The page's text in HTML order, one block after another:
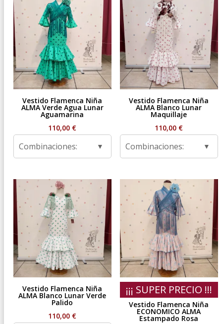
Vestido Flamenca Niña
ALMA Verde Agua Lunar
Aguamarina
110,00 €
Combinaciones:
Vestido Flamenca Niña
ALMA Blanco Lunar
Maquillaje
110,00 €
Combinaciones:
Vestido Flamenca Niña
ALMA Blanco Lunar Verde
Palido
110,00 €
¡¡¡ SUPER PRECIO !!!
Vestido Flamenca Niña
ECONOMICO ALMA
Estampado Rosa